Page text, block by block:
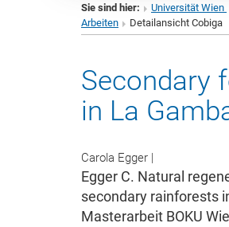
Sie sind hier: Universität Wien
Arbeiten
Detailansicht Cobiga
Secondary
in La
Carola Egger |
Egger C. Natural
secondary rainforests
Masterarbeit BOKU